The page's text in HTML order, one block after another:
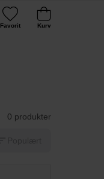
Favorit Kurv
0 produkter